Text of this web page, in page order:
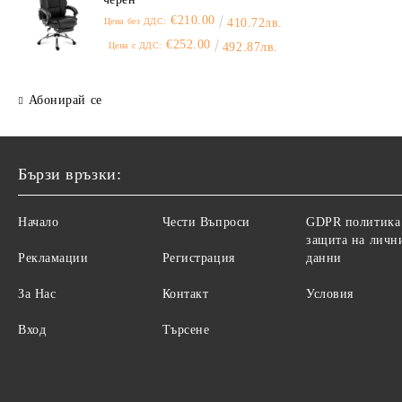
Цена без ДДС: €210.00 410.72лв.
Цена с ДДС: €252.00 492.87лв.
Абонирай се
Бързи връзки:
Начало
Рекламации
За Нас
Вход
Чести Въпроси
Регистрация
Контакт
Търсене
GDPR политика
защита на
данни
Условия